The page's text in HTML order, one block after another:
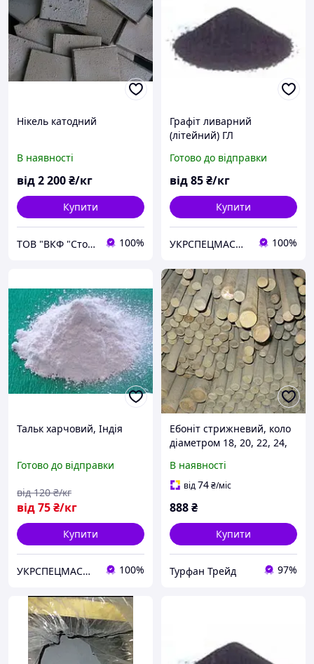
Нікель катодний
В наявності
від2 200₴/кг
Купити
ТОВ "ВКФ "Столична Металопромислова Компанія" 100%
Графіт ливарний
(літейний) ГЛ
Готово до відправки
від85₴/кг
Купити
УКРСПЕЦМАСЛА ТД, ТОВ 100%
Тальк харчовий, Індія
Готово до відправки
від75₴/кг
від 120 ₴/кг
Купити
УКРСПЕЦМАСЛА ТД, ТОВ 100%
Ебоніт стрижневий, коло
діаметром 18, 20, 22, 24,
50, 60мм
В наявності
від74₴/міс
888₴
Купити
Турфан Трейд 97%